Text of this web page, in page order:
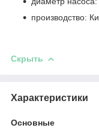
производство:
Скрыть
Характеристики
Основные